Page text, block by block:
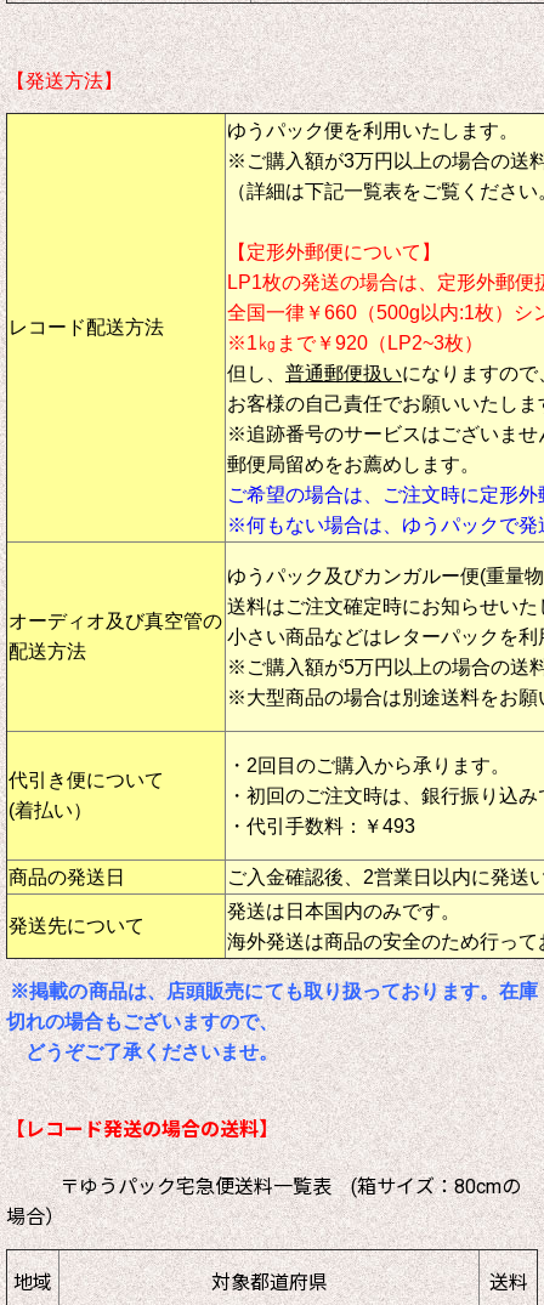
【発送方法】
レコード配送方法
ゆうパック便を利用いたします。
※ご購入額が3万円以上の場合の送
（詳細は下記一覧表をご覧ください
【定形外郵便について】
LP1枚の発送の場合は、定形外郵便
全国一律￥660（500g以内:1枚）シ
※1㎏まで￥920（LP2~3枚）
但し、 普通郵便扱いになりますの
お客様の自己責任でお願いいたしま
※追跡番号のサービスはございませ
郵便局留めをお薦めします。
ご希望の場合は、ご注文時に定形
※何もない場合は、ゆうパックで発
オーディオ及び真空管の
配送方法
ゆうパック及びカンガルー便(重量
送料はご注文確定時にお知らせいた
小さい商品などはレターパックを利
※ご購入額が5万円以上の場合の送
※大型商品の場合は別途送料をお願
代引き便について
(着払い）
・2回目のご購入から承ります。
・初回のご注文時は、銀行振り込
・代引手数料：￥493
商品の発送日 ご入金確認後、2営業日以内に発送
発送先について
発送は日本国内のみです。
海外発送は商品の安全のため行って
※掲載の商品は、店頭販売にても取り扱っております。在庫
切れの場合もございますので、
どうぞご了承くださいませ。
【レコード発送の場合の送料】
〒ゆうパック宅急便送料一覧表 (箱サイズ：80cmの
場合）
地域 対象都道府県 送料